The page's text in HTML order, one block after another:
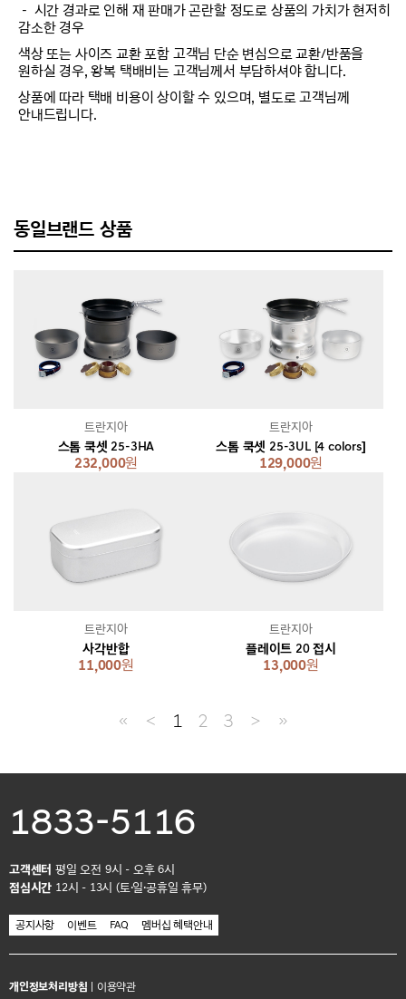
－ 시간 경과로 인해 재 판매가 곤란할 정도로 상품의 가치가 현저히
감소한 경우
색상 또는 사이즈 교환 포함 고객님 단순 변심으로 교환/반품을
원하실 경우, 왕복 택배비는 고객님께서 부담하셔야 합니다.
상품에 따라 택배 비용이 상이할 수 있으며, 별도로 고객님께
안내드립니다.
동일브랜드 상품
스톰 쿡셋 25-3HA
232,000원
트란지아
스톰 쿡셋 25-3UL [4 colors]
129,000원
트란지아
사각반합
11,000원
트란지아
플레이트 20 접시
13,000원
트란지아
≪ ＜ 1 2 3 ＞ ≫
1833-5116
고객센터 평일 오전 9시 - 오후 6시
점심시간 12시 - 13시 (토·일·공휴일 휴무)
공지사항 이벤트 FAQ 멤버십 혜택안내
개인정보처리방침 이용약관